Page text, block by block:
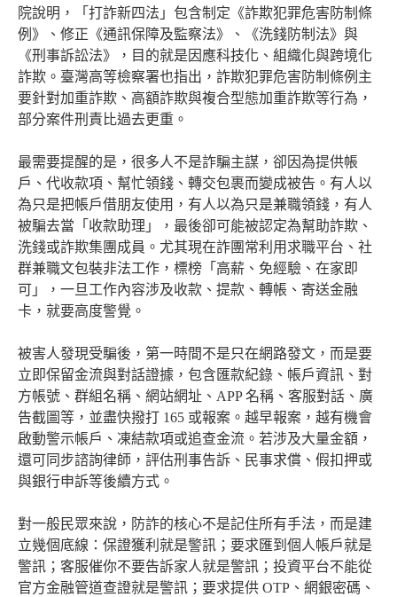
院說明，「打詐新四法」包含制定《詐欺犯罪危害防制條
例》、修正《通訊保障及監察法》、《洗錢防制法》與
《刑事訴訟法》，目的就是因應科技化、組織化與跨境化
詐欺。臺灣高等檢察署也指出，詐欺犯罪危害防制條例主
要針對加重詐欺、高額詐欺與複合型態加重詐欺等行為，
部分案件刑責比過去更重。
最需要提醒的是，很多人不是詐騙主謀，卻因為提供帳
戶、代收款項、幫忙領錢、轉交包裹而變成被告。有人以
為只是把帳戶借朋友使用，有人以為只是兼職領錢，有人
被騙去當「收款助理」，最後卻可能被認定為幫助詐欺、
洗錢或詐欺集團成員。尤其現在詐團常利用求職平台、社
群兼職文包裝非法工作，標榜「高薪、免經驗、在家即
可」，一旦工作內容涉及收款、提款、轉帳、寄送金融
卡，就要高度警覺。
被害人發現受騙後，第一時間不是只在網路發文，而是要
立即保留金流與對話證據，包含匯款紀錄、帳戶資訊、對
方帳號、群組名稱、網站網址、APP 名稱、客服對話、廣
告截圖等，並盡快撥打 165 或報案。越早報案，越有機會
啟動警示帳戶、凍結款項或追查金流。若涉及大量金額，
還可同步諮詢律師，評估刑事告訴、民事求償、假扣押或
與銀行申訴等後續方式。
對一般民眾來說，防詐的核心不是記住所有手法，而是建
立幾個底線：保證獲利就是警訊；要求匯到個人帳戶就是
警訊；客服催你不要告訴家人就是警訊；投資平台不能從
官方金融管道查證就是警訊；要求提供 OTP、網銀密碼、